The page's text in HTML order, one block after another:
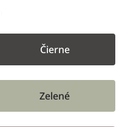
Čierne
Zelené